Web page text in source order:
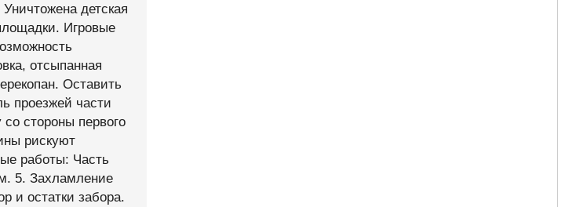
детская
Игровые
отсыпанная
Оставить
проезжей части
стороны первого
рискуют
работы: Часть
5. Захламление
и остатки забора.